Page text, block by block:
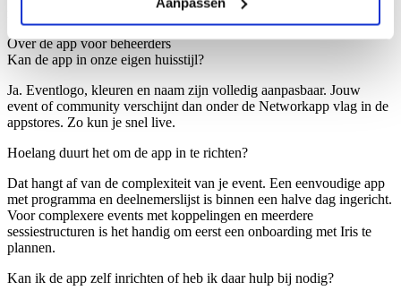
met duizenden deelnemers.
Over de app voor beheerders
Kan de app in onze eigen huisstijl?
Ja. Eventlogo, kleuren en naam zijn volledig aanpasbaar. Jouw
event of community verschijnt dan onder de Networkapp vlag in de
appstores. Zo kun je snel live.
Hoelang duurt het om de app in te richten?
Dat hangt af van de complexiteit van je event. Een eenvoudige app
met programma en deelnemerslijst is binnen een halve dag ingericht.
Voor complexere events met koppelingen en meerdere
sessiestructuren is het handig om eerst een onboarding met Iris te
plannen.
Kan ik de app zelf inrichten of heb ik daar hulp bij nodig?